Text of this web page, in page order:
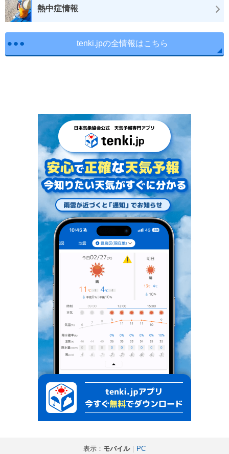
熱中症情報
tenki.jpの全情報はこちら
表示： モバイル｜ PC